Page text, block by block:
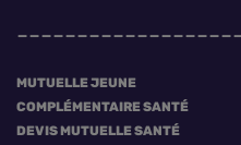
MUTUELLE JEUNE
COMPLÉMENTAIRE SANTÉ
DEVIS MUTUELLE SANTÉ